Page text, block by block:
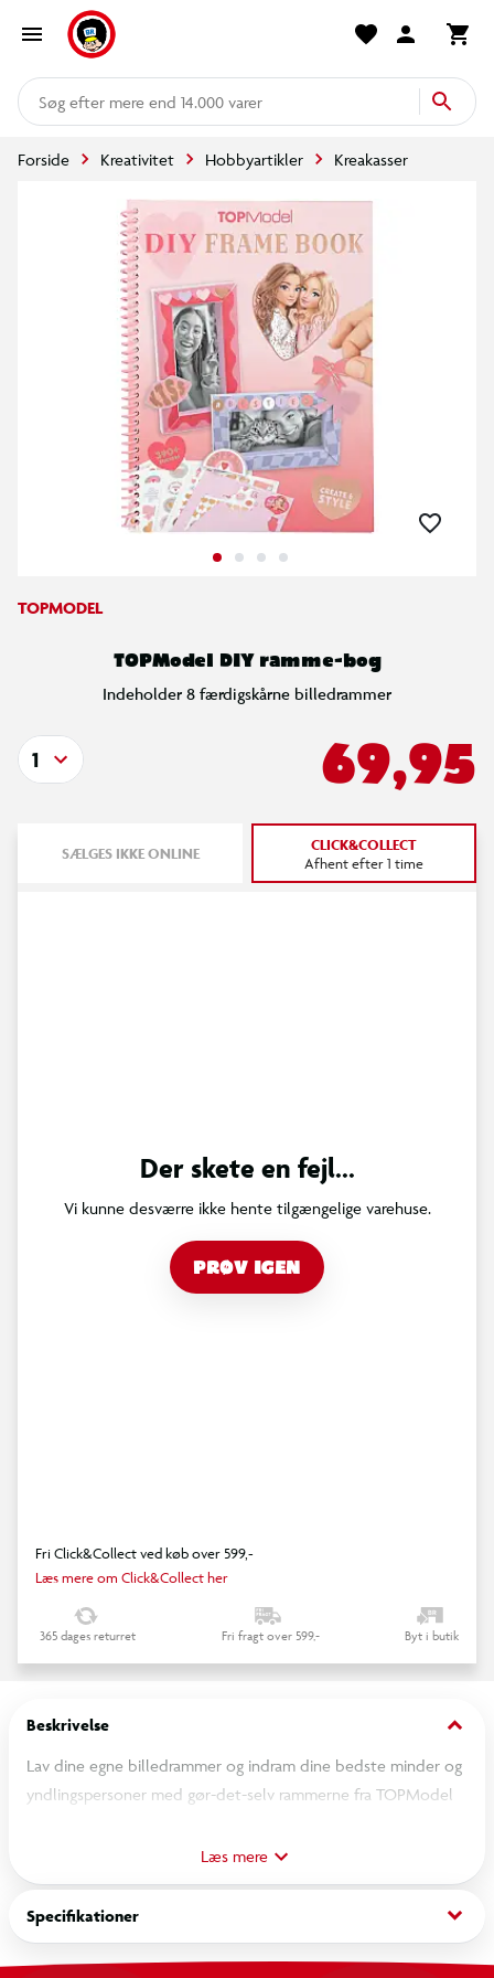
mere end 14.000 varer
Forside Kreativitet Hobbyartikler Kreakasser
TOPMODEL
TOPModel DIY ramme-bog
Indeholder 8 færdigskårne billedrammer
69,95
1
SÆLGES IKKE ONLINE CLICK&COLLECT
Afhent efter 1 time
Der skete en fejl...
Vi kunne desværre ikke hente tilgængelige varehuse.
PRØV IGEN
Fri Click&Collect ved køb over 599,-
Læs mere om Click&Collect her
365 dages returret Fri fragt over 599,- Byt i butik
Beskrivelse keyboard_arrow_down
Lav dine egne billedrammer og indram dine bedste minder og
yndlingspersoner med gør-det-selv rammerne fra TOPModel
billedrammer, der kan foldes og dekoreres samt små stativer
til billederne i stående eller liggende format. Bogen
indeholder også 6 ark klistermærker til dekoration. Tip: DIY
rammerne passer perfekt til billederne fra Instant Print
kameraet (matchende format) samt til brug i DIY
Læs mere
Specifikationer keyboard_arrow_down